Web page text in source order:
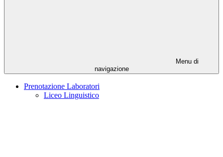
Menu di
navigazione
Prenotazione Laboratori
Liceo Linguistico